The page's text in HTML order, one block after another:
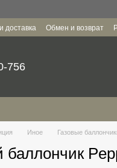
доставка Обмен и возврат
756
Иное Газовые
баллончик